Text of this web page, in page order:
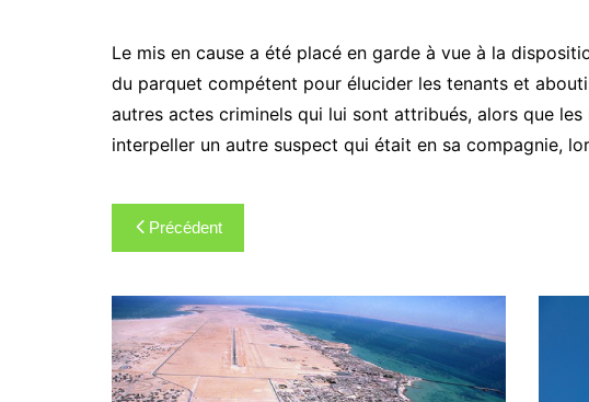
Le mis en cause a été placé en garde à vue à la
du parquet compétent pour élucider les tenants et
autres actes criminels qui lui sont attribués, alors que
interpeller un autre suspect qui était en sa compagnie,
Navigation
de
l’article
Précédent